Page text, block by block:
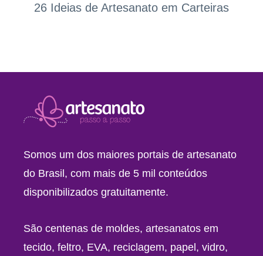
26 Ideias de Artesanato em Carteiras
Somos um dos maiores portais de artesanato
do Brasil, com mais de 5 mil conteúdos
disponibilizados gratuitamente.
São centenas de moldes, artesanatos em
tecido, feltro, EVA, reciclagem, papel, vidro,